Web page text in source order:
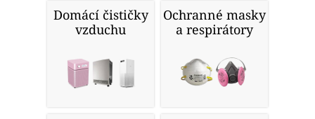
Domácí čističky
vzduchu
Ochranné masky
a respirátory